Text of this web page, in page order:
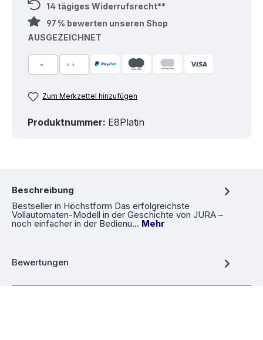
14 tägiges Widerrufsrecht**
97 % bewerten unseren Shop
AUSGEZEICHNET
Zum Merkzettel hinzufügen
Produktnummer: E8Platin
Beschreibung
Bestseller in Höchstform Das erfolgreichste
Vollautomaten-Modell in der Geschichte von JURA –
noch einfacher in der Bedienu… Mehr
Bewertungen